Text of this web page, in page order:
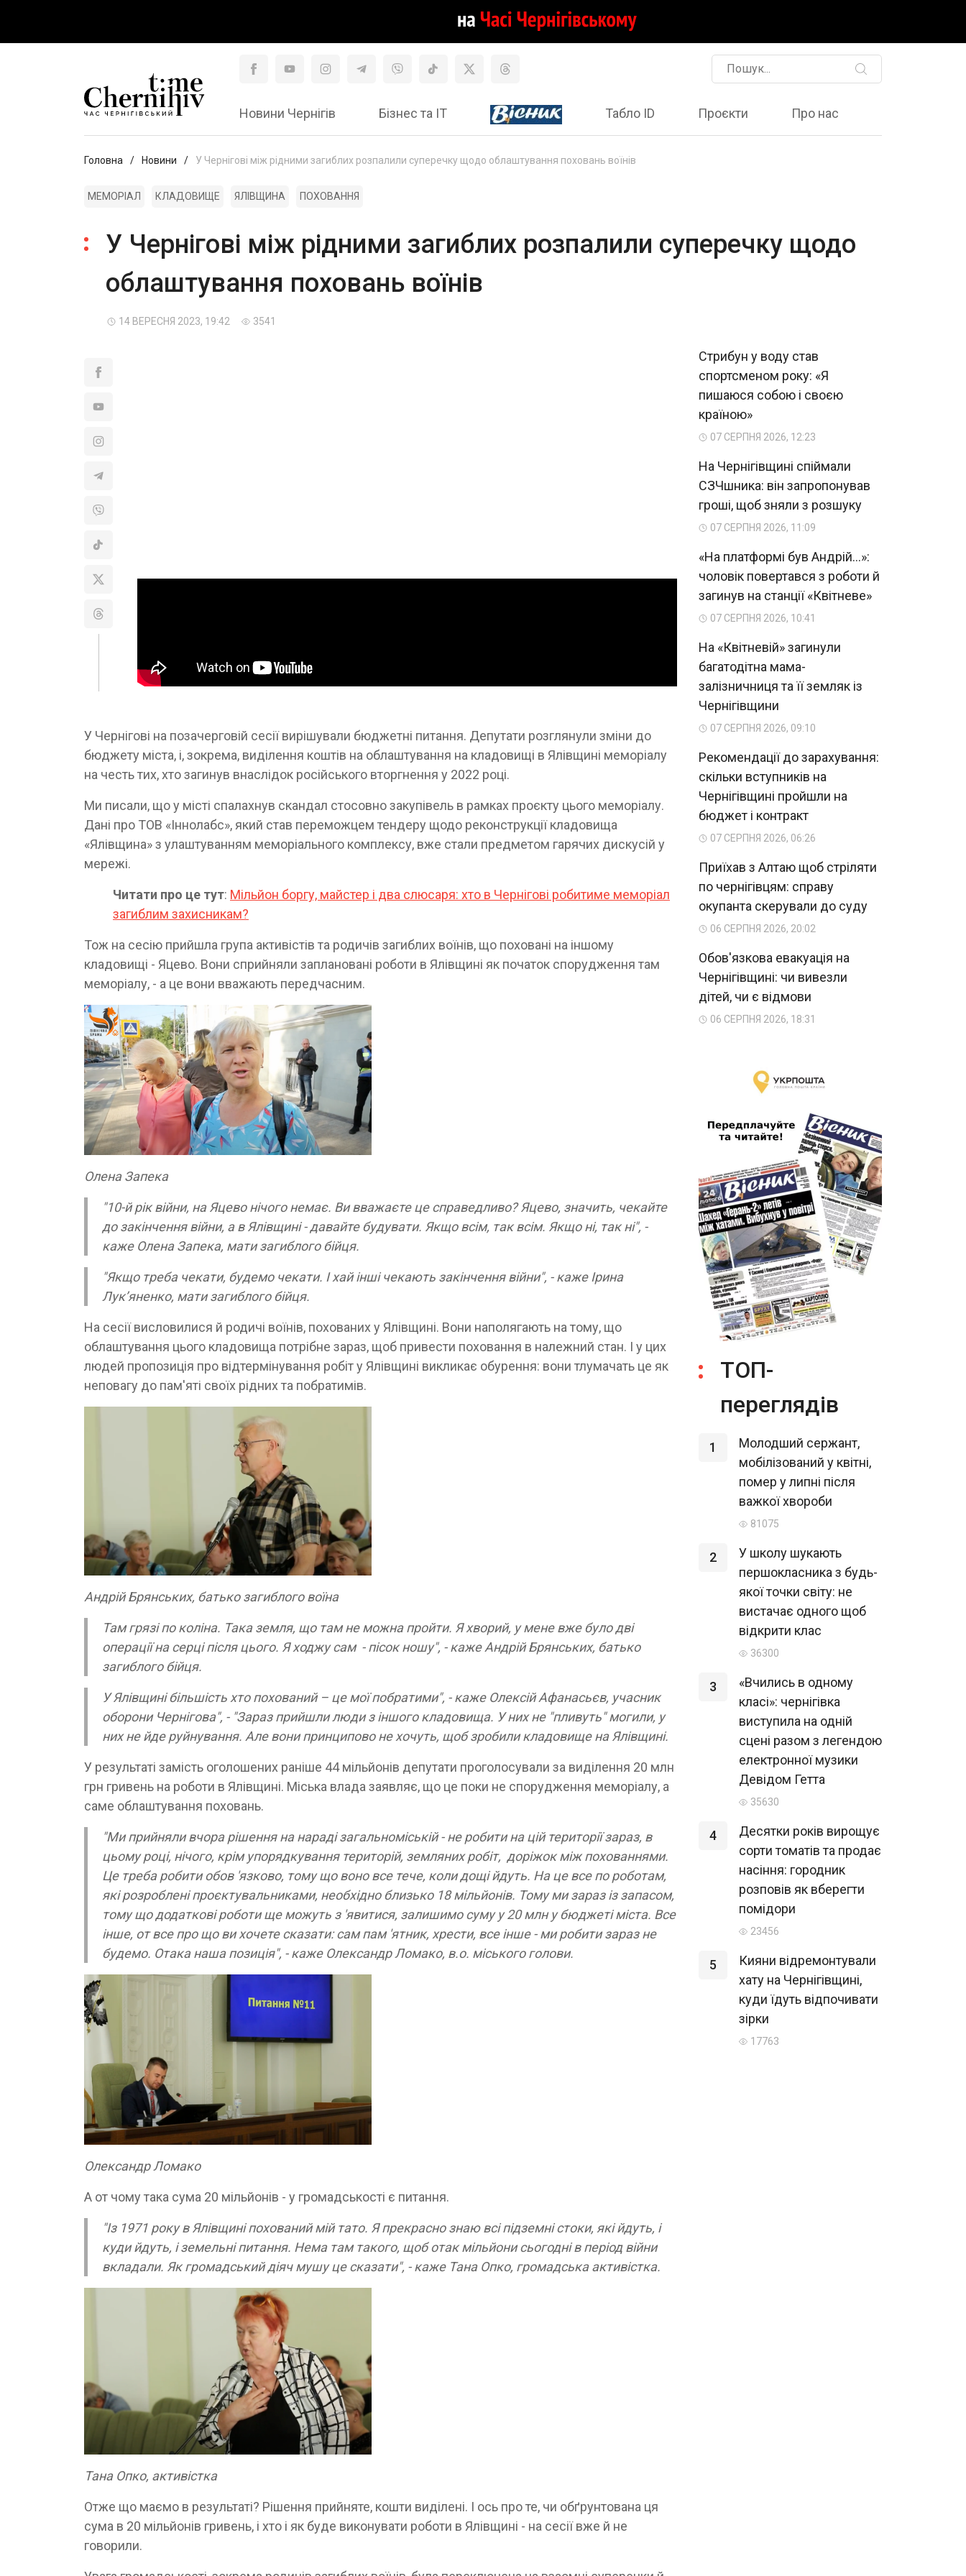
Новини Чернігів Бізнес та ІТ Табло ID Проєкти Про нас
Головна Новини У Чернігові між рідними загиблих розпалили суперечку щодо облаштування поховань воїнів
МЕМОРІАЛ КЛАДОВИЩЕ ЯЛІВЩИНА ПОХОВАННЯ
У Чернігові між рідними загиблих розпалили суперечку щодо
облаштування поховань воїнів
14 ВЕРЕСНЯ 2023, 19:42 3541
У Чернігові на позачерговій сесії вирішували бюджетні питання. Депутати розглянули зміни до
бюджету міста, і, зокрема, виділення коштів на облаштування на кладовищі в Ялівщині меморіалу
на честь тих, хто загинув внаслідок російського вторгнення у 2022 році.
Ми писали, що у місті спалахнув скандал стосовно закупівель в рамках проєкту цього меморіалу.
Дані про ТОВ «Іннолабс», який став переможцем тендеру щодо реконструкції кладовища
«Ялівщина» з улаштуванням меморіального комплексу, вже стали предметом гарячих дискусій у
мережі.
Читати про це тут: Мільйон боргу, майстер і два слюсаря: хто в Чернігові робитиме меморіал
загиблим захисникам?
Тож на сесію прийшла група активістів та родичів загиблих воїнів, що поховані на іншому
кладовищі - Яцево. Вони сприйняли заплановані роботи в Ялівщині як початок спорудження там
меморіалу, - а це вони вважають передчасним.
Олена Запека
"10-й рік війни, на Яцево нічого немає. Ви вважаєте це справедливо? Яцево, значить, чекайте
до закінчення війни, а в Ялівщині - давайте будувати. Якщо всім, так всім. Якщо ні, так ні", -
каже Олена Запека, мати загиблого бійця.
"Якщо треба чекати, будемо чекати. І хай інші чекають закінчення війни", - каже Ірина
Лукʼяненко, мати загиблого бійця.
На сесії висловилися й родичі воїнів, похованих у Ялівщині. Вони наполягають на тому, що
облаштування цього кладовища потрібне зараз, щоб привести поховання в належний стан. І у цих
людей пропозиція про відтермінування робіт у Ялівщині викликає обурення: вони тлумачать це як
неповагу до пам'яті своїх рідних та побратимів.
Андрій Брянських, батько загиблого воїна
Там грязі по коліна. Така земля, що там не можна пройти. Я хворий, у мене вже було дві
операції на серці після цього. Я ходжу сам - пісок ношу", - каже Андрій Брянських, батько
загиблого бійця.
У Ялівщині більшість хто похований – це мої побратими", - каже Олексій Афанасьєв, учасник
оборони Чернігова", - "Зараз прийшли люди з іншого кладовища. У них не "пливуть" могили, у
них не йде руйнування. Але вони принципово не хочуть, щоб зробили кладовище на Ялівщині.
У результаті замість оголошених раніше 44 мільйонів депутати проголосували за виділення 20 млн
грн гривень на роботи в Ялівщині. Міська влада заявляє, що це поки не спорудження меморіалу, а
саме облаштування поховань.
"Ми прийняли вчора рішення на нараді загальноміській - не робити на цій території зараз, в
цьому році, нічого, крім упорядкування територій, земляних робіт, доріжок між похованнями.
Це треба робити обов 'язково, тому що воно все тече, коли дощі йдуть. На це все по роботам,
які розроблені проєктувальниками, необхідно близько 18 мільйонів. Тому ми зараз із запасом,
тому що додаткові роботи ще можуть з 'явитися, залишимо суму у 20 млн у бюджеті міста. Все
інше, от все про що ви хочете сказати: сам пам 'ятник, хрести, все інше - ми робити зараз не
будемо. Отака наша позиція", - каже Олександр Ломако, в.о. міського голови.
Олександр Ломако
А от чому така сума 20 мільйонів - у громадськості є питання.
"Із 1971 року в Ялівщині похований мій тато. Я прекрасно знаю всі підземні стоки, які йдуть, і
куди йдуть, і земельні питання. Нема там такого, щоб отак мільйони сьогодні в період війни
вкладали. Як громадський діяч мушу це сказати", - каже Тана Опко, громадська активістка.
Тана Опко, активістка
Отже що маємо в результаті? Рішення прийняте, кошти виділені. І ось про те, чи обґрунтована ця
сума в 20 мільйонів гривень, і хто і як буде виконувати роботи в Ялівщині - на сесії вже й не
говорили.
Стрибун у воду став
спортсменом року: «Я
пишаюся собою і своєю
країною»
07 СЕРПНЯ 2026, 12:23
На Чернігівщині спіймали
СЗЧшника: він запропонував
гроші, щоб зняли з розшуку
07 СЕРПНЯ 2026, 11:09
«На платформі був Андрій...»:
чоловік повертався з роботи й
загинув на станції «Квітневе»
07 СЕРПНЯ 2026, 10:41
На «Квітневій» загинули
багатодітна мама-
залізничниця та її земляк із
Чернігівщини
07 СЕРПНЯ 2026, 09:10
Рекомендації до зарахування:
скільки вступників на
Чернігівщині пройшли на
бюджет і контракт
07 СЕРПНЯ 2026, 06:26
Приїхав з Алтаю щоб стріляти
по чернігівцям: справу
окупанта скерували до суду
06 СЕРПНЯ 2026, 20:02
Обов'язкова евакуація на
Чернігівщині: чи вивезли
дітей, чи є відмови
06 СЕРПНЯ 2026, 18:31
ТОП-
переглядів
1
Молодший сержант,
мобілізований у квітні,
помер у липні після
важкої хвороби
81075
2
У школу шукають
першокласника з будь-
якої точки світу: не
вистачає одного щоб
відкрити клас
36300
3
«Вчились в одному
класі»: чернігівка
виступила на одній
сцені разом з легендою
електронної музики
Девідом Гетта
35630
4
Десятки років вирощує
сорти томатів та продає
насіння: городник
розповів як вберегти
помідори
23456
5
Кияни відремонтували
хату на Чернігівщині,
куди їдуть відпочивати
зірки
17763